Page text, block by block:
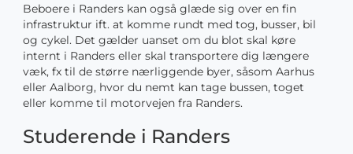
Beboere i Randers kan også glæde sig over en fin
infrastruktur ift. at komme rundt med tog, busser, bil
og cykel. Det gælder uanset om du blot skal køre
internt i Randers eller skal transportere dig længere
væk, fx til de større nærliggende byer, såsom Aarhus
eller Aalborg, hvor du nemt kan tage bussen, toget
eller komme til motorvejen fra Randers.
Studerende i Randers